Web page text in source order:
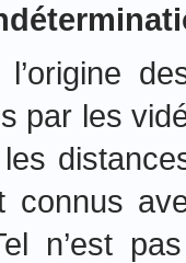
par les
connus
n’est